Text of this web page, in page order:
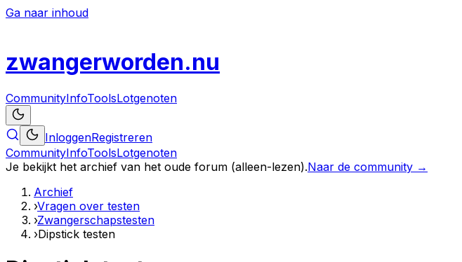
Ga naar inhoud
zwangerworden.nu
CommunityInfoToolsLotgenoten
InloggenRegistreren
CommunityInfoToolsLotgenoten
Je bekijkt het archief van het oude forum (alleen-lezen).Naar de community →
Archief
›Vragen over testen
›Zwangerschapstesten
›Dipstick testen